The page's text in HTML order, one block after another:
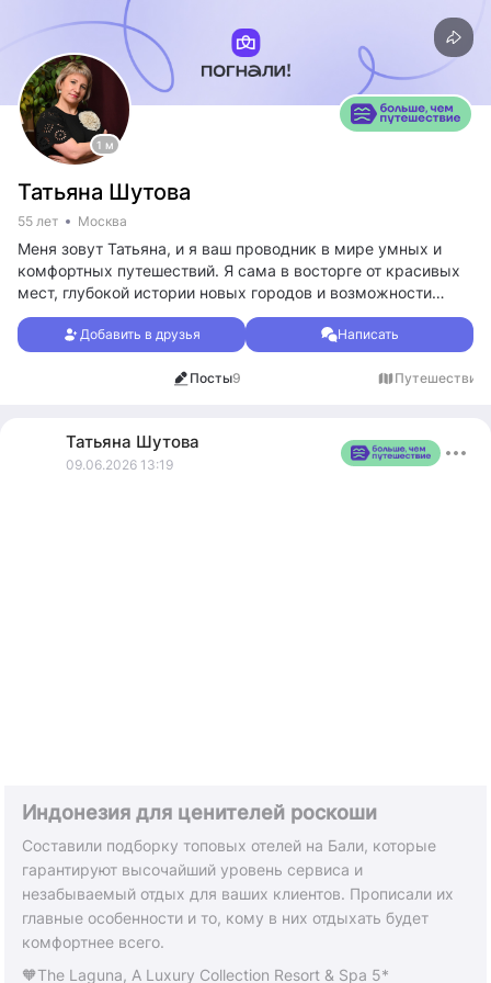
1 м
Татьяна Шутова
55 лет Москва
Меня зовут Татьяна, и я ваш проводник в мире умных и
комфортных путешествий. Я сама в восторге от красивых
мест, глубокой истории новых городов и возможности
расслабиться у воды. Именно поэтому я помогаю другим
путешественникам избежать главной ошибки — переплаты
за сомнительный комфорт. Я знаю, как организовать
поездку так, чтобы вы наслаждались каждым моментом:
потратили лишнего.
Добавить в друзья Написать
Посты9 Путешествия
Татьяна Шутова
09.06.2026 13:19
Индонезия для ценителей роскоши
Составили подборку топовых отелей на Бали, которые
гарантируют высочайший уровень сервиса и
незабываемый отдых для ваших клиентов. Прописали их
главные особенности и то, кому в них отдыхать будет
комфортнее всего.
🧡The Laguna, A Luxury Collection Resort & Spa 5*